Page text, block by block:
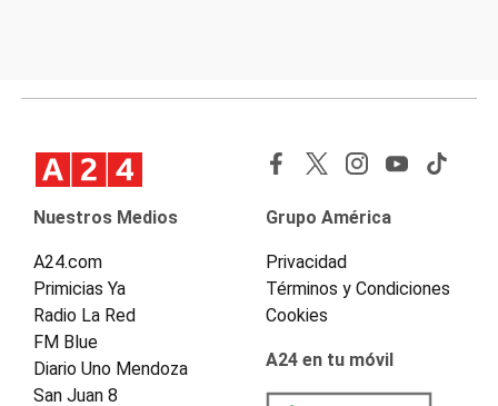
Nuestros Medios
A24.com
Primicias Ya
Radio La Red
FM Blue
Diario Uno Mendoza
San Juan 8
Grupo América
Privacidad
Términos y Condiciones
Cookies
A24 en tu móvil